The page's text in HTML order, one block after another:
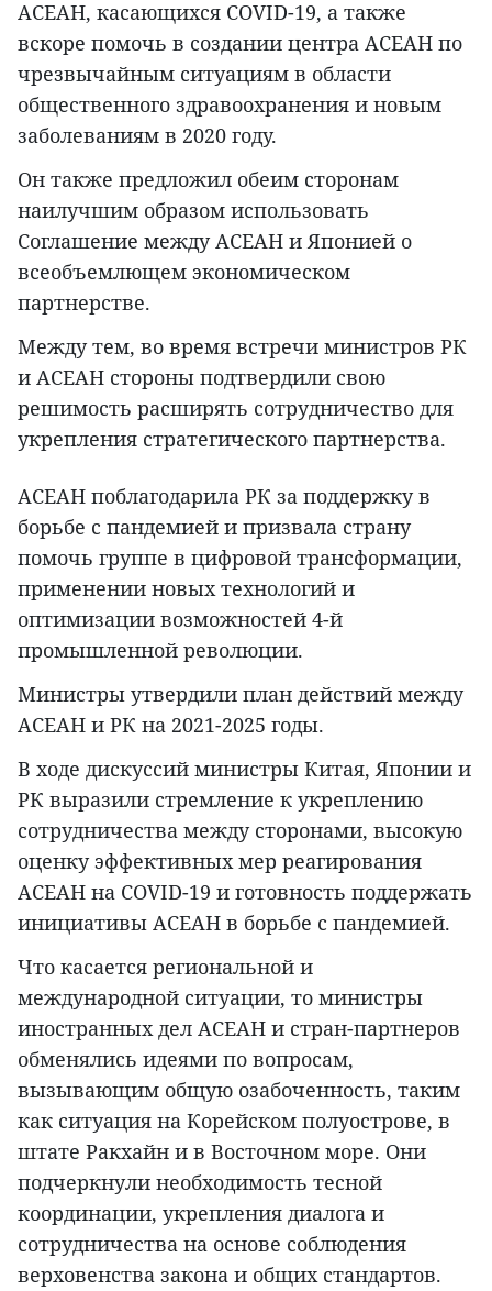
АСЕАН, касающихся COVID-19, а также
вскоре помочь в создании центра АСЕАН по
чрезвычайным ситуациям в области
общественного здравоохранения и новым
заболеваниям в 2020 году.
Он также предложил обеим сторонам
наилучшим образом использовать
Соглашение между АСЕАН и Японией о
всеобъемлющем экономическом
партнерстве.
Между тем, во время встречи министров РК
и АСЕАН стороны подтвердили свою
решимость расширять сотрудничество для
укрепления стратегического партнерства.
АСЕАН поблагодарила РК за поддержку в
борьбе с пандемией и призвала страну
помочь группе в цифровой трансформации,
применении новых технологий и
оптимизации возможностей 4-й
промышленной революции.
Министры утвердили план действий между
АСЕАН и РК на 2021-2025 годы.
В ходе дискуссий министры Китая, Японии и
РК выразили стремление к укреплению
сотрудничества между сторонами, высокую
оценку эффективных мер реагирования
АСЕАН на COVID-19 и готовность поддержать
инициативы АСЕАН в борьбе с пандемией.
Что касается региональной и
международной ситуации, то министры
иностранных дел АСЕАН и стран-партнеров
обменялись идеями по вопросам,
вызывающим общую озабоченность, таким
как ситуация на Корейском полуострове, в
штате Ракхайн и в Восточном море. Они
подчеркнули необходимость тесной
координации, укрепления диалога и
сотрудничества на основе соблюдения
верховенства закона и общих стандартов.